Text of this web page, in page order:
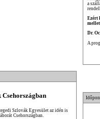
a
Ezért
Dr.
A
Szlovák Egyesület az idén is
Csehországban.